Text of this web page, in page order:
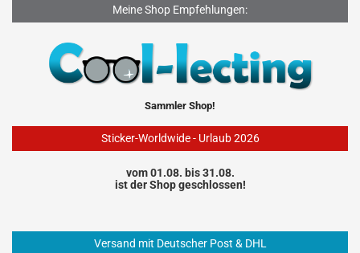
Meine Shop Empfehlungen:
Sammler Shop!
Sticker-Worldwide - Urlaub 2026
vom 01.08. bis 31.08.
ist der Shop geschlossen!
Versand mit Deutscher Post & DHL